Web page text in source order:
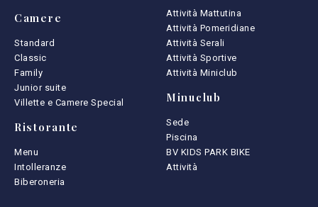
Camere
Standard
Classic
Family
Junior suite
Villette e Camere Special
Ristorante
Menu
Intolleranze
Biberoneria
Attività Mattutina
Attività Pomeridiane
Attività Serali
Attività Sportive
Attività Miniclub
Minuclub
Sede
Piscina
BV KIDS PARK BIKE
Attività